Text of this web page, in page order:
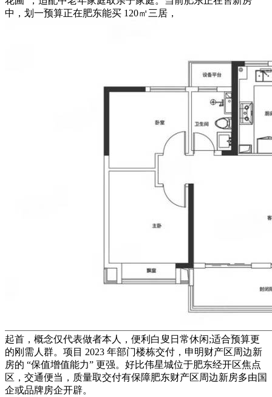
中，划一预算正在肥东能买 120㎡三居，
起首，概念仅代表做者本人，便利白叟日常休闲;适合预算更
的刚需人群。项目 2023 年部门楼栋交付，申明财产区周边新
房的 “保值增值能力” 更强。好比伟星城位于肥东经开区焦点
区，交通便当，质量取交付有保障肥东财产区周边新房多由国
企或品牌房企开辟。